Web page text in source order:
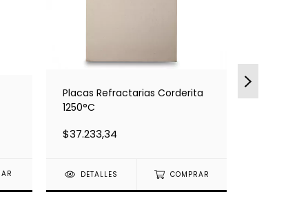
Placas Refractarias Corderita
1250°C
$37.233,34
DETALLES COMPRAR